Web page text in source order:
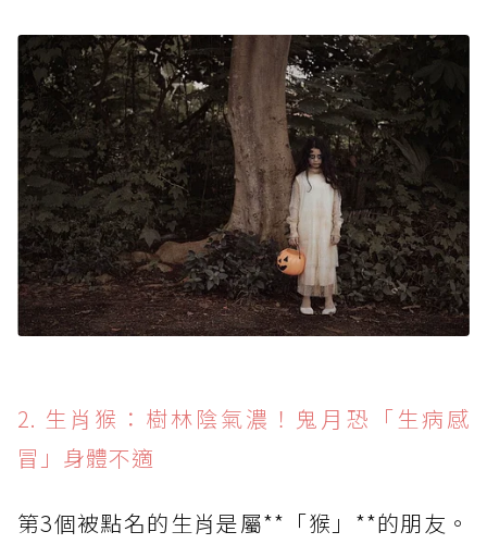
2. 生肖猴：樹林陰氣濃！鬼月恐「生病感
冒」身體不適
第3個被點名的生肖是屬**「猴」**的朋友。